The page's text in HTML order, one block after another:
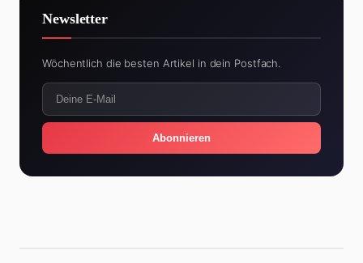
Newsletter
Wöchentlich die besten Artikel in dein Postfach.
Abonnieren